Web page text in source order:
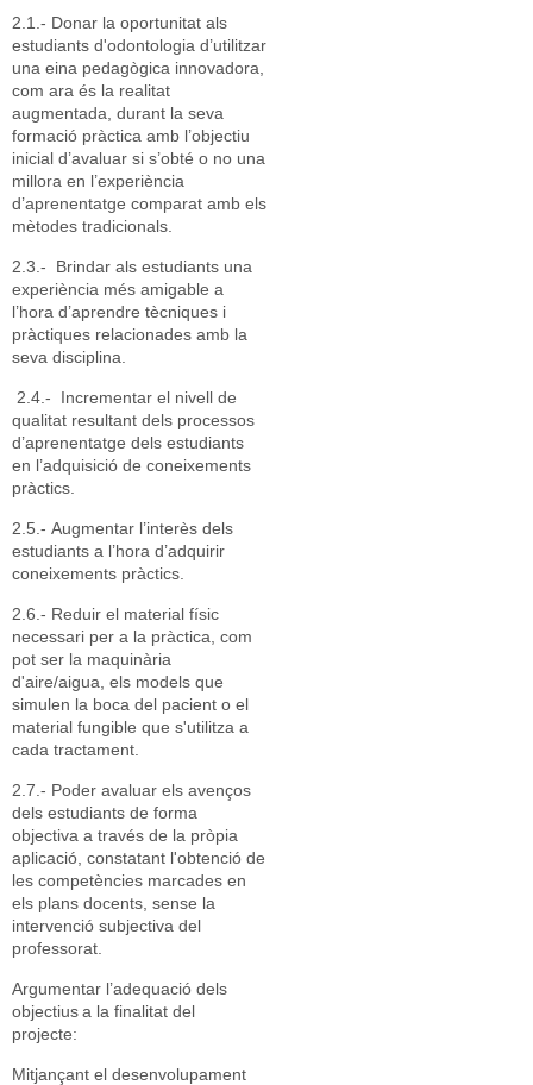
2.1.- Donar la oportunitat als
estudiants d'odontologia d’utilitzar
una eina pedagògica innovadora,
com ara és la realitat
augmentada, durant la seva
formació pràctica amb l’objectiu
inicial d’avaluar si s’obté o no una
millora en l’experiència
d’aprenentatge comparat amb els
mètodes tradicionals.
2.3.- Brindar als estudiants una
experiència més amigable a
l’hora d’aprendre tècniques i
pràctiques relacionades amb la
seva disciplina.
2.4.- Incrementar el nivell de
qualitat resultant dels processos
d’aprenentatge dels estudiants
en l’adquisició de coneixements
pràctics.
2.5.- Augmentar l’interès dels
estudiants a l’hora d’adquirir
coneixements pràctics.
2.6.- Reduir el material físic
necessari per a la pràctica, com
pot ser la maquinària
d'aire/aigua, els models que
simulen la boca del pacient o el
material fungible que s'utilitza a
cada tractament.
2.7.- Poder avaluar els avenços
dels estudiants de forma
objectiva a través de la pròpia
aplicació, constatant l'obtenció de
les competències marcades en
els plans docents, sense la
intervenció subjectiva del
professorat.
Argumentar l’adequació dels
objectius a la finalitat del
projecte:
Mitjançant el desenvolupament